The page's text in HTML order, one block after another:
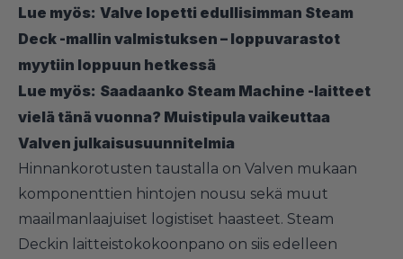
Lue myös: Valve lopetti edullisimman Steam
Deck -mallin valmistuksen – loppuvarastot
myytiin loppuun hetkessä
Lue myös: Saadaanko Steam Machine -laitteet
vielä tänä vuonna? Muistipula vaikeuttaa
Valven julkaisusuunnitelmia
Hinnankorotusten taustalla on Valven mukaan
komponenttien hintojen nousu sekä muut
maailmanlaajuiset logistiset haasteet. Steam
Deckin laitteistokokoonpano on siis edelleen